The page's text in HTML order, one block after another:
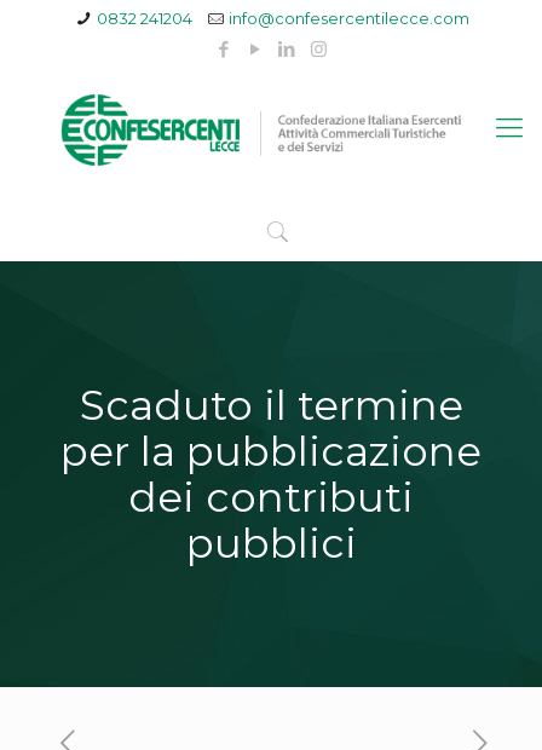
0832 241204 info@confesercentilecce.com
Scaduto il termine
per la pubblicazione
dei contributi
pubblici